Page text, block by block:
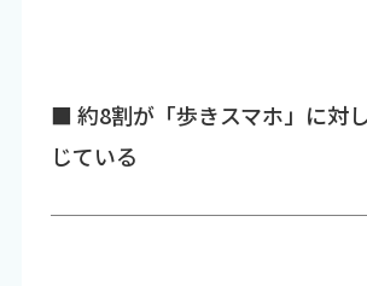
■ 約8割が「歩きスマホ」に対
じている